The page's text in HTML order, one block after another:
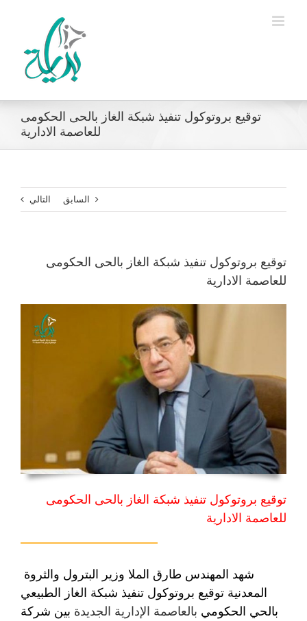
توقيع بروتوكول تنفيذ شبكة الغاز بالحى الحكومى
للعاصمة الادارية
السابق التالي
توقيع بروتوكول تنفيذ شبكة الغاز بالحى الحكومى
للعاصمة الادارية
توقيع بروتوكول تنفيذ شبكة الغاز بالحى الحكومى
للعاصمة الادارية
شهد المهندس طارق الملا وزير البترول والثروة
المعدنية توقيع بروتوكول تنفيذ شبكة الغاز الطبيعي
بالحي الحكومي بالعاصمة الإدارية الجديدة بين شركة